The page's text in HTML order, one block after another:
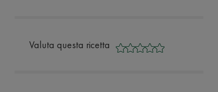
Valuta questa ricetta